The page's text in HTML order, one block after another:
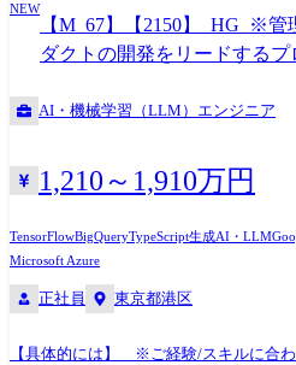
●完成したSoCの機能評価/プロセスの構
ソフトウエア)、各種開発環境構築(ハード/ソフ
性、会社ニーズなどを踏まえ、会社が
等) RTL(Verilog/VHDL),System-C SoC開
NEW
【M_67】【2150】_HG_※
ダクトの開発をリードする
AI・機械学習（LLM）エンジニア
1,210～1,910万円
TensorFlowBigQueryTypeScript生成AI・LLM
Microsoft Azure
正社員 東京都港区
【具体的には】 ※ご経験/スキルに合わせ